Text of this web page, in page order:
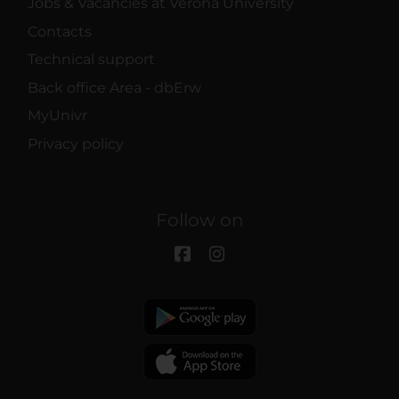
Contacts
Technical support
Back office Area - dbErw
MyUnivr
Privacy policy
Follow on